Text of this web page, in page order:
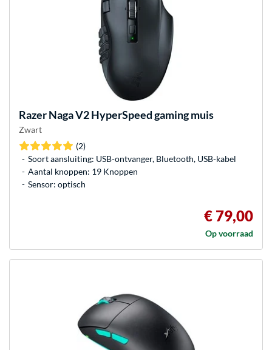
RazerNaga V2 HyperSpeed gaming muis
Zwart
(2)
Soort aansluiting: USB-ontvanger, Bluetooth, USB-kabel
Aantal knoppen: 19 Knoppen
Sensor: optisch
€ 79,00
Op voorraad